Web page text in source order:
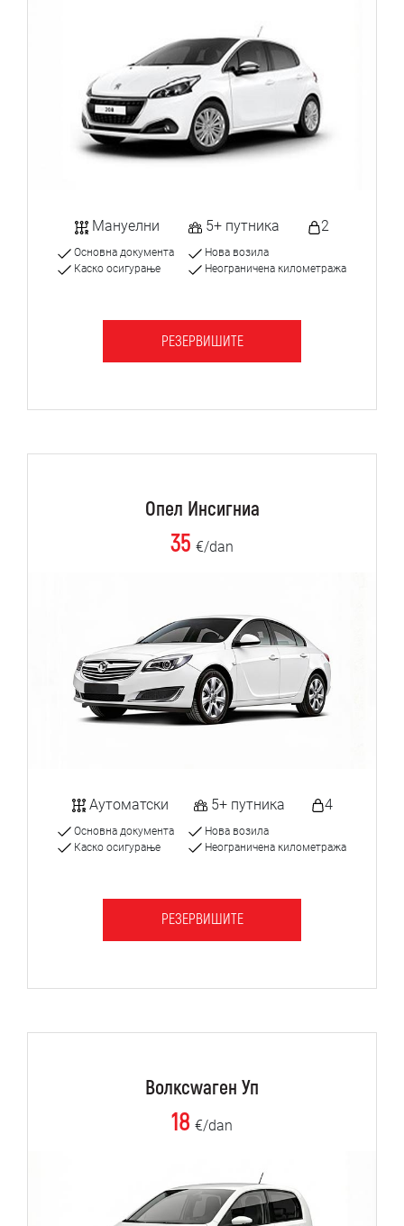
Мануелни 5+ путника 2
Основна документа
Каско осигурање
Нова возила
Неограничена километража
РЕЗЕРВИШИТЕ
Опел Инсигниа
35 €/dan
Аутоматски 5+ путника 4
Основна документа
Каско осигурање
Нова возила
Неограничена километража
РЕЗЕРВИШИТЕ
Волксwаген Уп
18 €/dan